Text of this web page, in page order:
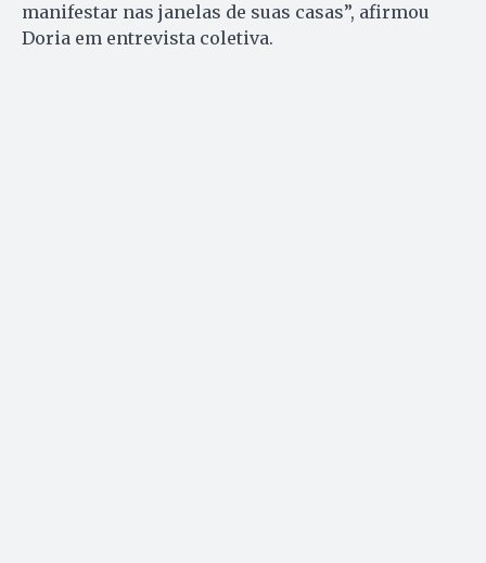
manifestar nas janelas de suas casas”, afirmou
Doria em entrevista coletiva.